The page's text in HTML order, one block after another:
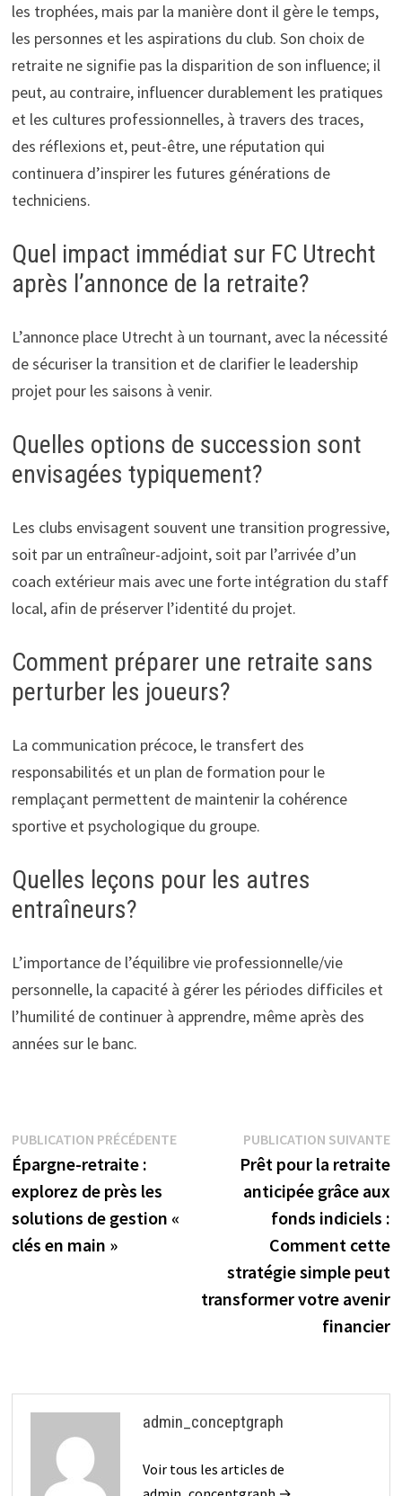
les trophées, mais par la manière dont il gère le temps,
les personnes et les aspirations du club. Son choix de
retraite ne signifie pas la disparition de son influence; il
peut, au contraire, influencer durablement les pratiques
et les cultures professionnelles, à travers des traces,
des réflexions et, peut-être, une réputation qui
continuera d’inspirer les futures générations de
techniciens.
Quel impact immédiat sur FC Utrecht
après l’annonce de la retraite?
L’annonce place Utrecht à un tournant, avec la nécessité
de sécuriser la transition et de clarifier le leadership
projet pour les saisons à venir.
Quelles options de succession sont
envisagées typiquement?
Les clubs envisagent souvent une transition progressive,
soit par un entraîneur-adjoint, soit par l’arrivée d’un
coach extérieur mais avec une forte intégration du staff
local, afin de préserver l’identité du projet.
Comment préparer une retraite sans
perturber les joueurs?
La communication précoce, le transfert des
responsabilités et un plan de formation pour le
remplaçant permettent de maintenir la cohérence
sportive et psychologique du groupe.
Quelles leçons pour les autres
entraîneurs?
L’importance de l’équilibre vie professionnelle/vie
personnelle, la capacité à gérer les périodes difficiles et
l’humilité de continuer à apprendre, même après des
années sur le banc.
Navigation
de
l’article
PUBLICATION PRÉCÉDENTEPublication
précédente :
Épargne-retraite :
explorez de près les
solutions de gestion «
clés en main »
PUBLICATION SUIVANTE
Prêt pour la retraite
anticipée grâce aux
fonds indiciels :
Comment cette
stratégie simple peut
transformer votre avenir
financier
admin_conceptgraph
Voir tous les articles de